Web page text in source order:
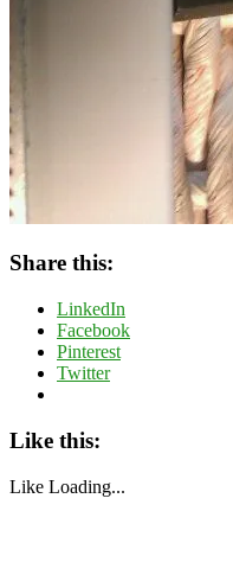
Share this:
LinkedIn
Facebook
Pinterest
Twitter
Like this:
Like Loading...